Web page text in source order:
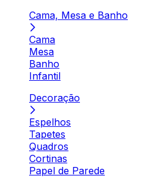
Cama, Mesa e Banho
Cama
Mesa
Banho
Infantil
Decoração
Espelhos
Tapetes
Quadros
Cortinas
Papel de Parede